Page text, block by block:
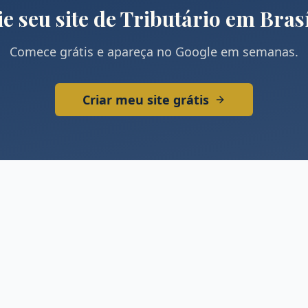
seu site deTributário em
Comece grátis e apareça no Google em semanas.
Criar meu site grátis